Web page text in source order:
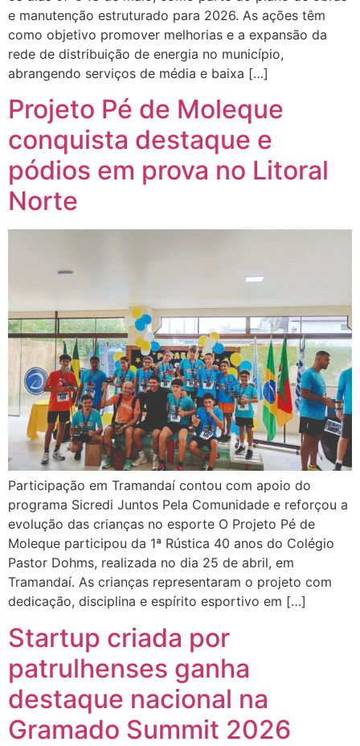
e manutenção estruturado para 2026. As ações têm
como objetivo promover melhorias e a expansão da
rede de distribuição de energia no município,
abrangendo serviços de média e baixa […]
Projeto Pé de Moleque
conquista destaque e
pódios em prova no Litoral
Norte
Participação em Tramandaí contou com apoio do
programa Sicredi Juntos Pela Comunidade e reforçou a
evolução das crianças no esporte O Projeto Pé de
Moleque participou da 1ª Rústica 40 anos do Colégio
Pastor Dohms, realizada no dia 25 de abril, em
Tramandaí. As crianças representaram o projeto com
dedicação, disciplina e espírito esportivo em […]
Startup criada por
patrulhenses ganha
destaque nacional na
Gramado Summit 2026